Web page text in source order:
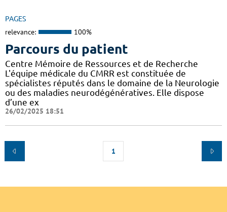
PAGES
relevance: 100%
Parcours du patient
Centre Mémoire de Ressources et de Recherche
L'équipe médicale du CMRR est constituée de
spécialistes réputés dans le domaine de la Neurologie
ou des maladies neurodégénératives. Elle dispose
d’une ex
26/02/2025 18:51
1